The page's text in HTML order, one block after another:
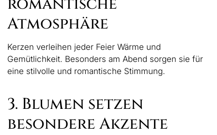
Atmosphäre
Kerzen verleihen jeder Feier Wärme und
Gemütlichkeit. Besonders am Abend sorgen sie für
eine stilvolle und romantische Stimmung.
3. Blumen setzen
besondere Akzente